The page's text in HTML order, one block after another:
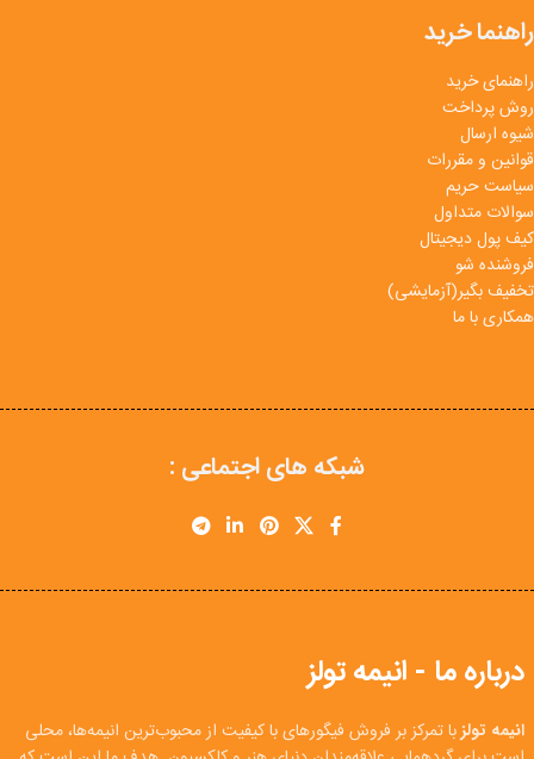
راهنما خرید
راهنمای خرید
روش پرداخت
شیوه ارسال
قوانین و مقررات
سیاست حریم
سوالات متداول
کیف پول دیجیتال
فروشنده شو
تخفیف بگیر(آزمایشی)
همکاری با ما
شبکه های اجتماعی :
درباره ما - انیمه تولز
انیمه تولزبا تمرکز بر فروش فیگورهای با کیفیت از محبوب‌ترین انیمه‌ها، محلی